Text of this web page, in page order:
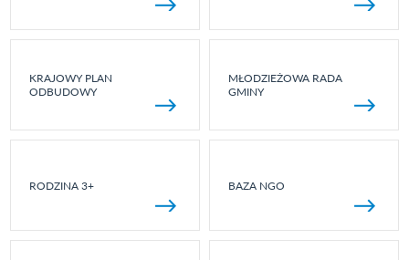
KRAJOWY PLAN
ODBUDOWY
MŁODZIEŻOWA RADA
GMINY
RODZINA 3+ BAZA NGO